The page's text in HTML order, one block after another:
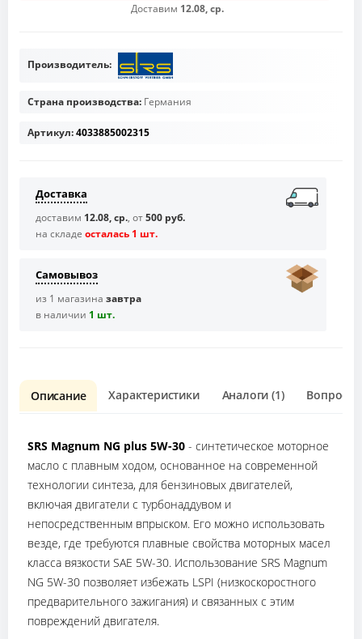
Доставим 12.08, ср.
Производитель:
Страна производства: Германия
Артикул:4033885002315
Доставка
доставим 12.08, ср., от500 руб.
на складе осталась 1 шт.
Самовывоз
из 1 магазина завтра
в наличии 1 шт.
Описание Характеристики Аналоги (1) Вопрос о
SRS Magnum NG plus 5W-30 - синтетическое моторное
масло с плавным ходом, основанное на современной
технологии синтеза, для бензиновых двигателей,
включая двигатели с турбонаддувом и
непосредственным впрыском. Его можно использовать
везде, где требуются плавные свойства моторных масел
класса вязкости SAE 5W-30. Использование SRS Magnum
NG 5W-30 позволяет избежать LSPI (низкоскоростного
предварительного зажигания) и связанных с этим
повреждений двигателя.